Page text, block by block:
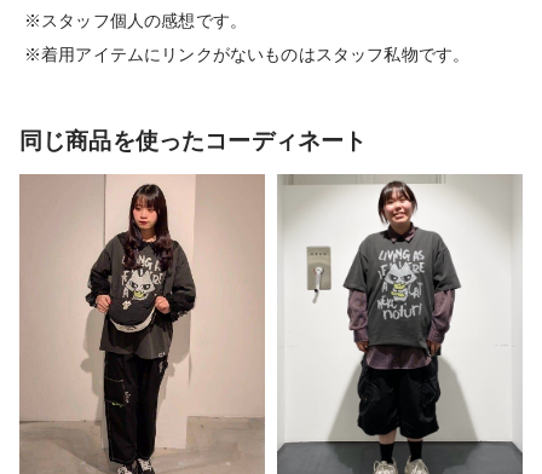
※スタッフ個人の感想です。
※着用アイテムにリンクがないものはスタッフ私物です。
同じ商品を使ったコーディネート